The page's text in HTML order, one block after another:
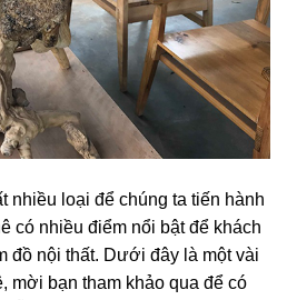
nhiều loại để chúng ta tiến hành
có nhiều điểm nổi bật để khách
đồ nội thất. Dưới đây là một vài
mời bạn tham khảo qua để có